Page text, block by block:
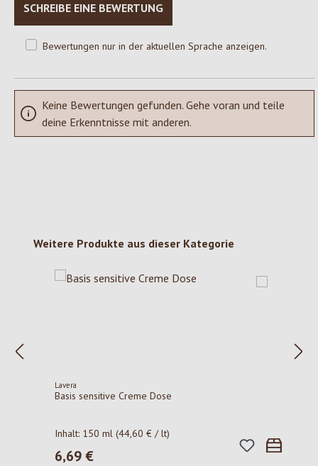
SCHREIBE EINE BEWERTUNG
Bewertungen nur in der aktuellen Sprache anzeigen.
Keine Bewertungen gefunden. Gehe voran und teile
deine Erkenntnisse mit anderen.
Produktgalerie überspringen
Weitere Produkte aus dieser Kategorie
Lavera
Basis sensitive Creme Dose
Inhalt: 150 ml(44,60 € / lt)
Regulärer Preis:
6,69 €